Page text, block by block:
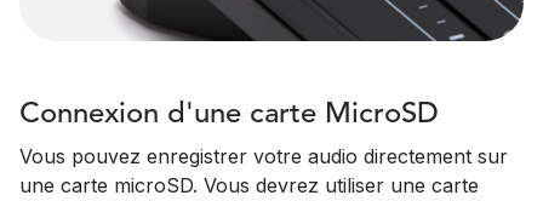
Connexion d'une carte MicroSD
Vous pouvez enregistrer votre audio directement sur
une carte microSD. Vous devrez utiliser une carte